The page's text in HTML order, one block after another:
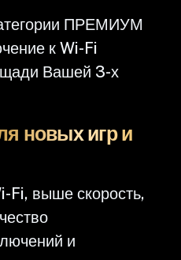
ПРЕМИУМ
к Wi-Fi
Вашей 3-х
новых игр и
Fi, выше скорость,
и